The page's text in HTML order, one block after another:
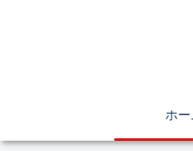
ホー